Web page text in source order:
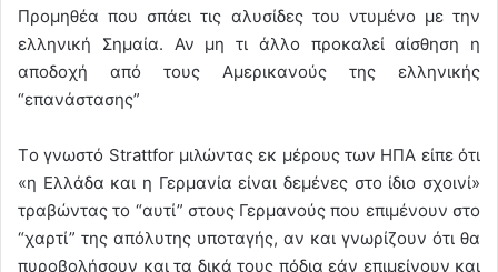
Προμηθέα που σπάει τις αλυσίδες του ντυμένο με την
ελληνική Σημαία. Αν μη τι άλλο προκαλεί αίσθηση η
αποδοχή από τους Αμερικανούς της ελληνικής
“επανάστασης”
Tο γνωστό Strattfor μιλώντας εκ μέρους των ΗΠΑ είπε ότι
«η Ελλάδα και η Γερμανία είναι δεμένες στο ίδιο σχοινί»
τραβώντας το “αυτί” στους Γερμανούς που επιμένουν στο
“χαρτί” της απόλυτης υποταγής, αν και γνωρίζουν ότι θα
πυροβολήσουν και τα δικά τους πόδια εάν επιμείνουν και